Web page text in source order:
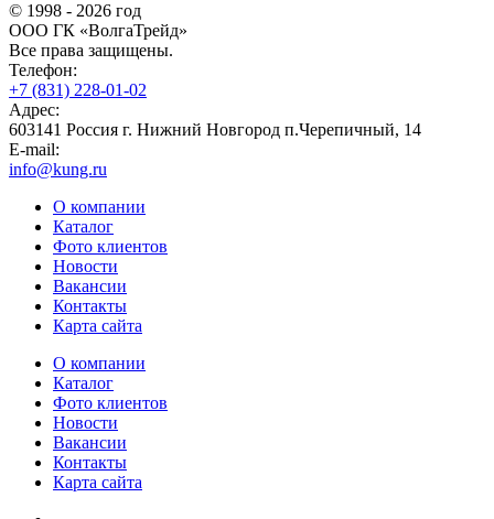
© 1998 - 2026 год
ООО ГК «ВолгаТрейд»
Все права защищены.
Телефон:
+7 (831) 228-01-02
Адрес:
603141 Россия г. Нижний Новгород п.Черепичный, 14
E-mail:
info@kung.ru
О компании
Каталог
Фото клиентов
Новости
Вакансии
Контакты
Карта сайта
О компании
Каталог
Фото клиентов
Новости
Вакансии
Контакты
Карта сайта